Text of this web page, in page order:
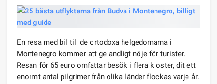
En resa med bil till de ortodoxa helgedomarna i
Montenegro kommer att ge andligt nöje för turister.
Resan för 65 euro omfattar besök i flera kloster, dit ett
enormt antal pilgrimer från olika länder flockas varje år.